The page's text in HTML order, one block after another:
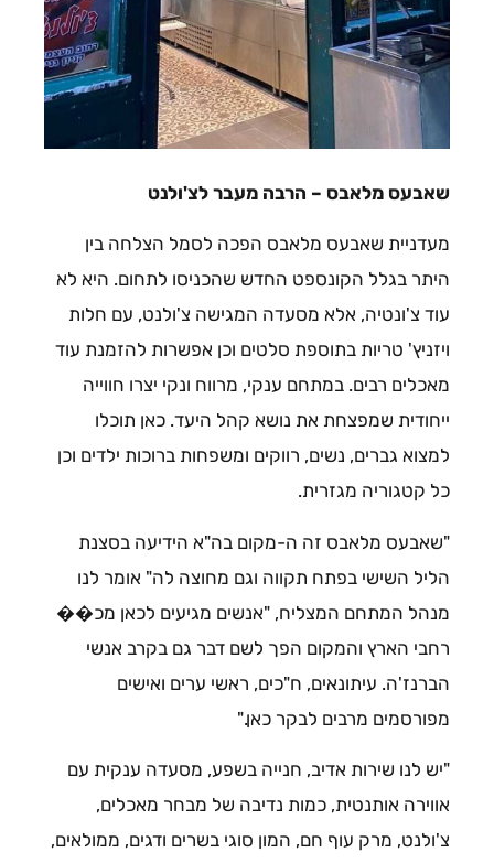
שאבעס מלאבס – הרבה מעבר לצ'ולנט
מעדניית שאבעס מלאבס הפכה לסמל הצלחה בין
היתר בגלל הקונספט החדש שהכניסו לתחום. היא לא
עוד צ'ונטיה, אלא מסעדה המגישה צ'ולנט, עם חלות
ויזניץ' טריות בתוספת סלטים וכן אפשרות להזמנת עוד
מאכלים רבים. במתחם ענקי, מרווח ונקי יצרו חווייה
ייחודית שמפצחת את נושא קהל היעד. כאן תוכלו
למצוא גברים, נשים, רווקים ומשפחות ברוכות ילדים וכן
כל קטגוריה מגזרית.
"שאבעס מלאבס זה ה-מקום בה"א הידיעה בסצנת
הליל השישי בפתח תקווה וגם מחוצה לה" אומר לנו
מנהל המתחם המצליח, "אנשים מגיעים לכאן מכ��
רחבי הארץ והמקום הפך לשם דבר גם בקרב אנשי
הברנז'ה. עיתונאים, ח"כים, ראשי ערים ואישים
מפורסמים מרבים לבקר כאן."
"יש לנו שירות אדיב, חנייה בשפע, מסעדה ענקית עם
אווירה אותנטית, כמות נדיבה של מבחר מאכלים,
צ'ולנט, מרק עוף חם, המון סוגי בשרים ודגים, ממולאים,